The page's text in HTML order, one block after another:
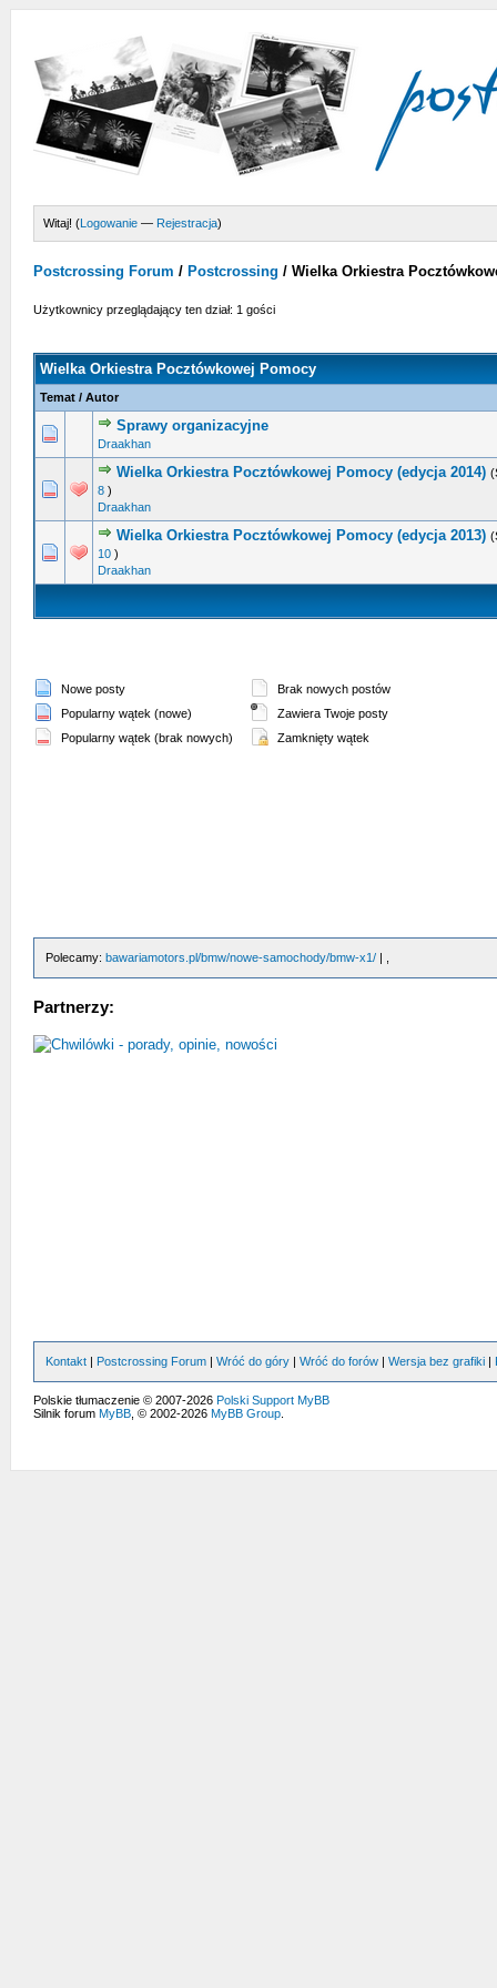
Witaj! (Logowanie — Rejestracja)
Postcrossing Forum / Postcrossing / Wielka Orkiestra
Użytkownicy przeglądający ten dział: 1 gości
Wielka Orkiestra Pocztówkowej Pomocy
Temat / Autor
Sprawy organizacyjne
Draakhan
0 głosów - średnia ocena: 0 na 5 gwiazdek
12345
Wielka Orkiestra Pocztówkowej Pomocy (edycja 2014)
8 )
Draakhan
0 głosów - średnia ocena: 0 na 5 gwiazdek
Wielka Orkiestra Pocztówkowej Pomocy (edycja 2013)
10 )
Draakhan
0 głosów - średnia ocena: 0 na 5 gwiazdek
Nowe posty
Popularny wątek (nowe)
Popularny wątek (brak nowych)
Brak nowych postów
Zawiera Twoje posty
Zamknięty wątek
Polecamy: bawariamotors.pl/bmw/nowe-samochody/bmw-x1/ | ,
Partnerzy:
Kontakt Postcrossing Forum Wróć do góry Wróć do forów Wersja bez grafiki
Polskie tłumaczenie © 2007-2026 Polski Support MyBB
Silnik forum MyBB, © 2002-2026 MyBB Group.